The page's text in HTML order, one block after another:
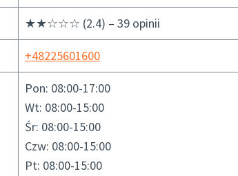
★★☆☆☆ (2.4) – 39 opinii
+48225601600
Pon: 08:00-17:00
Wt: 08:00-15:00
Śr: 08:00-15:00
Czw: 08:00-15:00
Pt: 08:00-15:00